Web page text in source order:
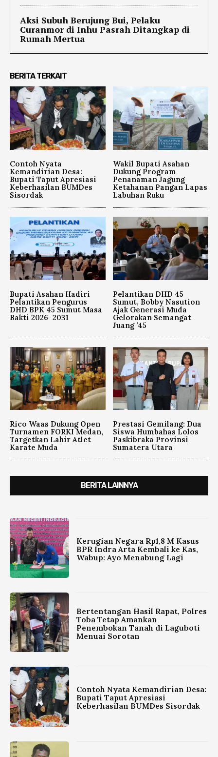
Aksi Subuh Berujung Bui, Pelaku
Curanmor di Inhu Pasrah Ditangkap di
Rumah Mertua
BERITA TERKAIT
Contoh Nyata
Kemandirian Desa:
Bupati Taput Apresiasi
Keberhasilan BUMDes
Sisordak
Wakil Bupati Asahan
Dukung Program
Penanaman Jagung
Ketahanan Pangan Lapas
Labuhan Ruku
Bupati Asahan Hadiri
Pelantikan Pengurus
DHD BPK 45 Sumut Masa
Bakti 2026–2031
Pelantikan DHD 45
Sumut, Bobby Nasution
Ajak Generasi Muda
Gelorakan Semangat
Juang ’45
Rico Waas Dukung Open
Turnamen FORKI Medan,
Targetkan Lahir Atlet
Karate Muda
Prestasi Gemilang: Dua
Siswa Humbahas Lolos
Paskibraka Provinsi
Sumatera Utara
BERITA LAINNYA
Kerugian Negara Rp1,8 M Kasus
BPR Indra Arta Kembali ke Kas,
Wabup: Ayo Menabung Lagi
Bertentangan Hasil Rapat, Polres
Toba Tetap Amankan
Penembokan Tanah di Laguboti
Menuai Sorotan
Contoh Nyata Kemandirian Desa:
Bupati Taput Apresiasi
Keberhasilan BUMDes Sisordak